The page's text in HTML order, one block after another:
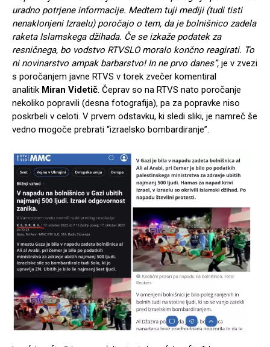
uradno potrjene informacije. Medtem tuji mediji (tudi tisti
nenaklonjeni Izraelu) poročajo o tem, da je bolnišnico zadela
raketa Islamskega džihada. Če se izkaže podatek za
resničnega, bo vodstvo RTVSLO moralo končno reagirati. To
ni novinarstvo ampak barbarstvo! In ne prvo danes”, je v zvezi
s poročanjem javne RTVS v torek zvečer komentiral
analitik Miran Videtič. Čeprav so na RTVS nato poročanje
nekoliko popravili (desna fotografija), pa za popravke niso
poskrbeli v celoti. V prvem odstavku, ki sledi sliki, je namreč še
vedno mogoče prebrati “izraelsko bombardiranje”.